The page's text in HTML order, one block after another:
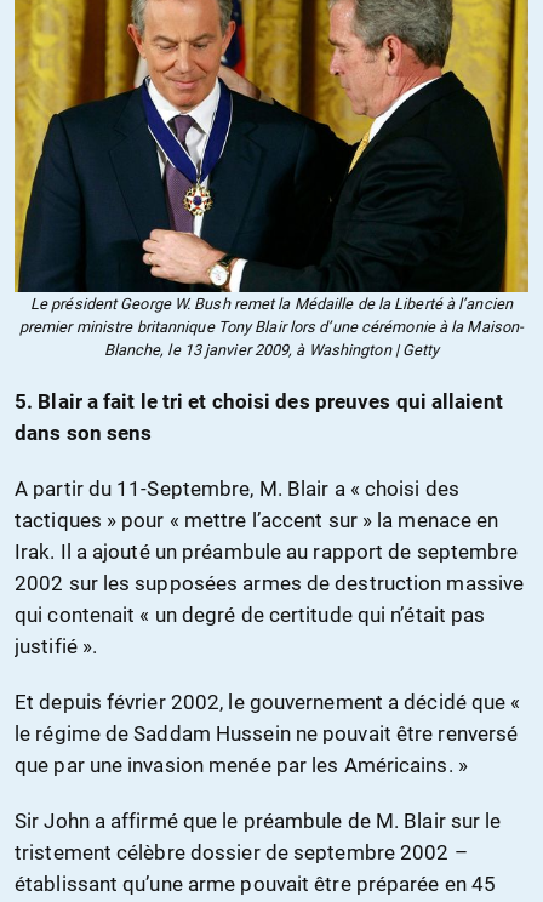
Le président George W. Bush remet la Médaille de la Liberté à l’ancien
premier ministre britannique Tony Blair lors d’une cérémonie à la Maison-
Blanche, le 13 janvier 2009, à Washington | Getty
5. Blair a fait le tri et choisi des preuves qui allaient
dans son sens
A partir du 11-Septembre, M. Blair a « choisi des
tactiques » pour « mettre l’accent sur » la menace en
Irak. Il a ajouté un préambule au rapport de septembre
2002 sur les supposées armes de destruction massive
qui contenait « un degré de certitude qui n’était pas
justifié ».
Et depuis février 2002, le gouvernement a décidé que «
le régime de Saddam Hussein ne pouvait être renversé
que par une invasion menée par les Américains. »
Sir John a affirmé que le préambule de M. Blair sur le
tristement célèbre dossier de septembre 2002 –
établissant qu’une arme pouvait être préparée en 45